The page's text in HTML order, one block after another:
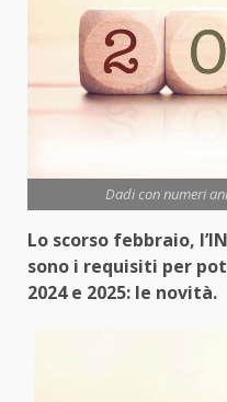
Dadi con numeri
Lo scorso febbraio,
sono i requisiti per
2024 e 2025: le novità.